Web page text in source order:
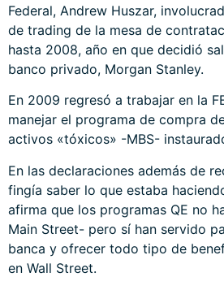
Federal, Andrew Huszar,
de trading de la mesa de
hasta 2008, año en que decidió
banco privado, Morgan Stanley.
En 2009 regresó a trabajar en la
manejar el programa de compra
activos «tóxicos» -MBS-
En las declaraciones además de
fingía saber lo que estaba
afirma que los programas QE no
Main Street- pero sí han servido
banca y ofrecer todo tipo de
en Wall Street.